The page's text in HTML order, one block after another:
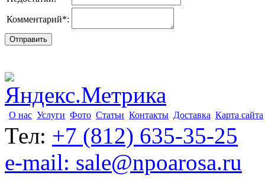
Комментарий*:
О нас Услуги Фото Статьи Контакты Доставка Карта сайта
Тел: +7 (812) 635-35-25
e-mail: sale@npoarosa.ru